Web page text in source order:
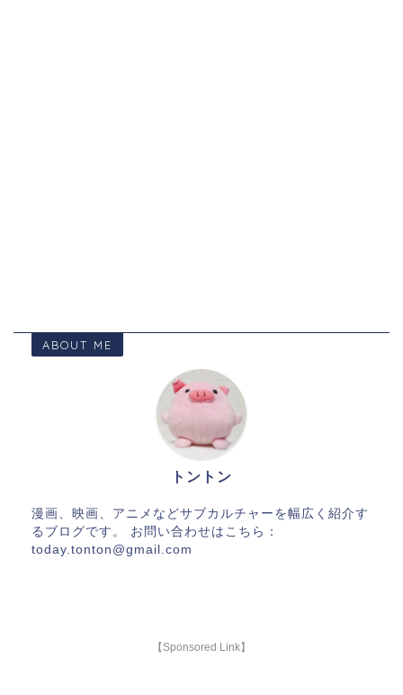
ABOUT ME
トントン
漫画、映画、アニメなどサブカルチャーを幅広く紹介す
るブログです。 お問い合わせはこちら：
today.tonton@gmail.com
【Sponsored Link】